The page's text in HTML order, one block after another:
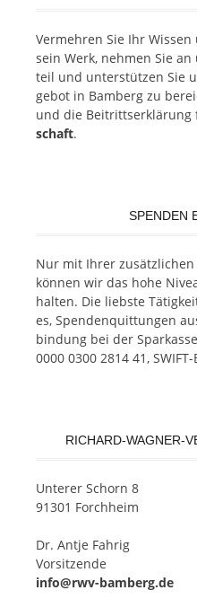
Ver­meh­ren Sie Ihr
sein Werk, neh­men Sie
teil und un­ter­stüt­zen Sie
ge­bot in Bam­berg zu
und die Bei­tritts­er­klä­rung
schaft.
SPENDEN
Nur mit Ih­rer
kön­nen wir das hohe
hal­ten. Die liebs­te
es, Spen­den­quit­tun­gen
bin­dung bei der
0000 0300 2814 41, SWIFT-
RICHARD-WAGNER-
Un­te­rer Schorn 8
91301 Forchheim
Dr. Ant­je Fahrig
Vorsitzende
info@rwv-bamberg.de